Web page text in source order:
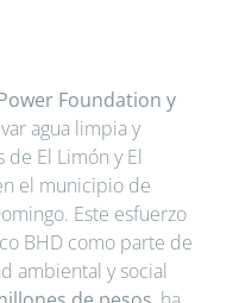
Foundation y
agua limpia y
El Limón y El
el municipio de
Este esfuerzo
BHD como parte de
ambiental y social